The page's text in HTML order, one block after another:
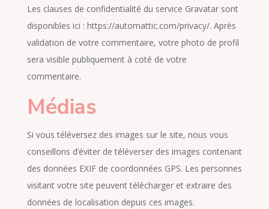
Les clauses de confidentialité du service Gravatar sont
disponibles ici : https://automattic.com/privacy/. Après
validation de votre commentaire, votre photo de profil
sera visible publiquement à coté de votre
commentaire.
Médias
Si vous téléversez des images sur le site, nous vous
conseillons d’éviter de téléverser des images contenant
des données EXIF de coordonnées GPS. Les personnes
visitant votre site peuvent télécharger et extraire des
données de localisation depuis ces images.